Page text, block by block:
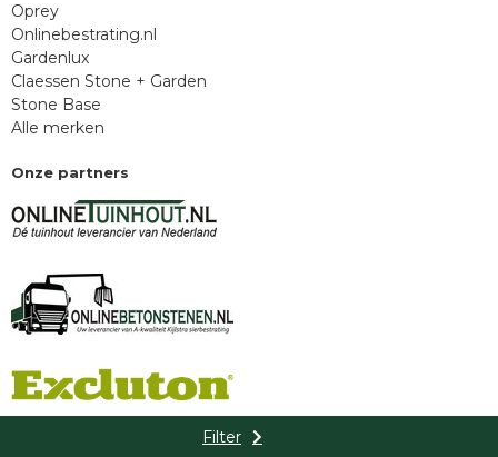
Filter
Oprey
Onlinebestrating.nl
Gardenlux
Claessen Stone + Garden
Stone Base
Alle merken
Onze partners